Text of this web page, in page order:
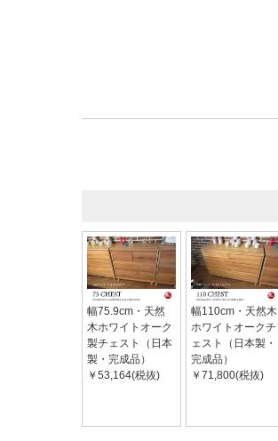
幅75.9cm・天然
木ホワイトオーク
製チェスト（日本
製・完成品）
￥53,164(税抜)
幅110cm・天然木
ホワイトオークチ
ェスト（日本製・
完成品）
￥71,800(税抜)